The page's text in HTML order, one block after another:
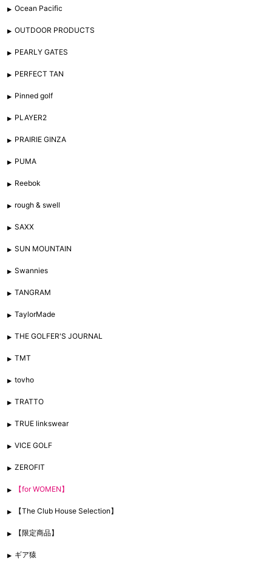
Ocean Pacific
OUTDOOR PRODUCTS
PEARLY GATES
PERFECT TAN
Pinned golf
PLAYER2
PRAIRIE GINZA
PUMA
Reebok
rough & swell
SAXX
SUN MOUNTAIN
Swannies
TANGRAM
TaylorMade
THE GOLFER'S JOURNAL
TMT
tovho
TRATTO
TRUE linkswear
VICE GOLF
ZEROFIT
【for WOMEN】
【The Club House Selection】
【限定商品】
ギア猿